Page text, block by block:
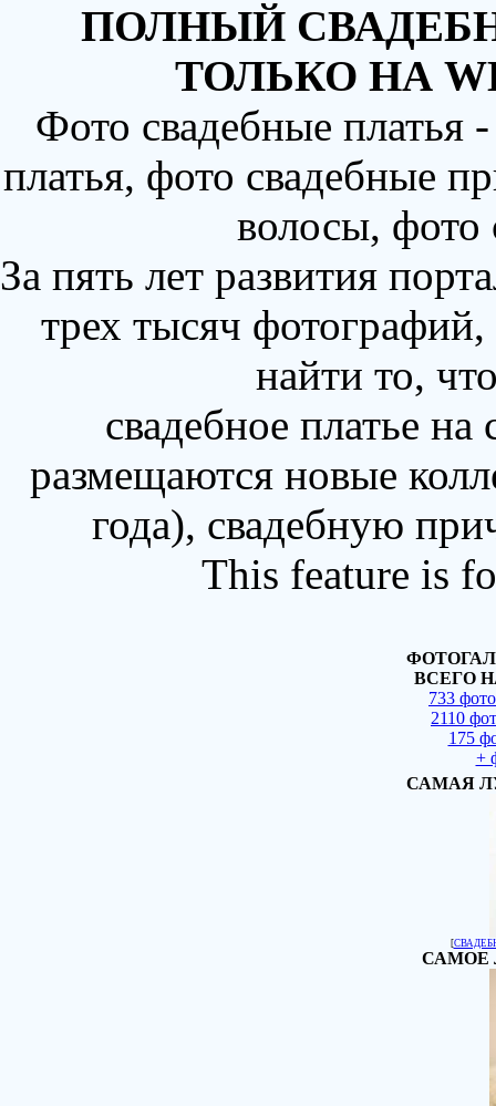
ПОЛНЫЙ
ТОЛЬКО НА
Фото свадебные
платья, фото свадебные
волосы,
За пять лет развития
трех тысяч
найти то,
свадебное платье
размещаются новые
года), свадебную
This feature is
ВСЕГО
733
2110
175
+
САМАЯ
[
САМОЕ